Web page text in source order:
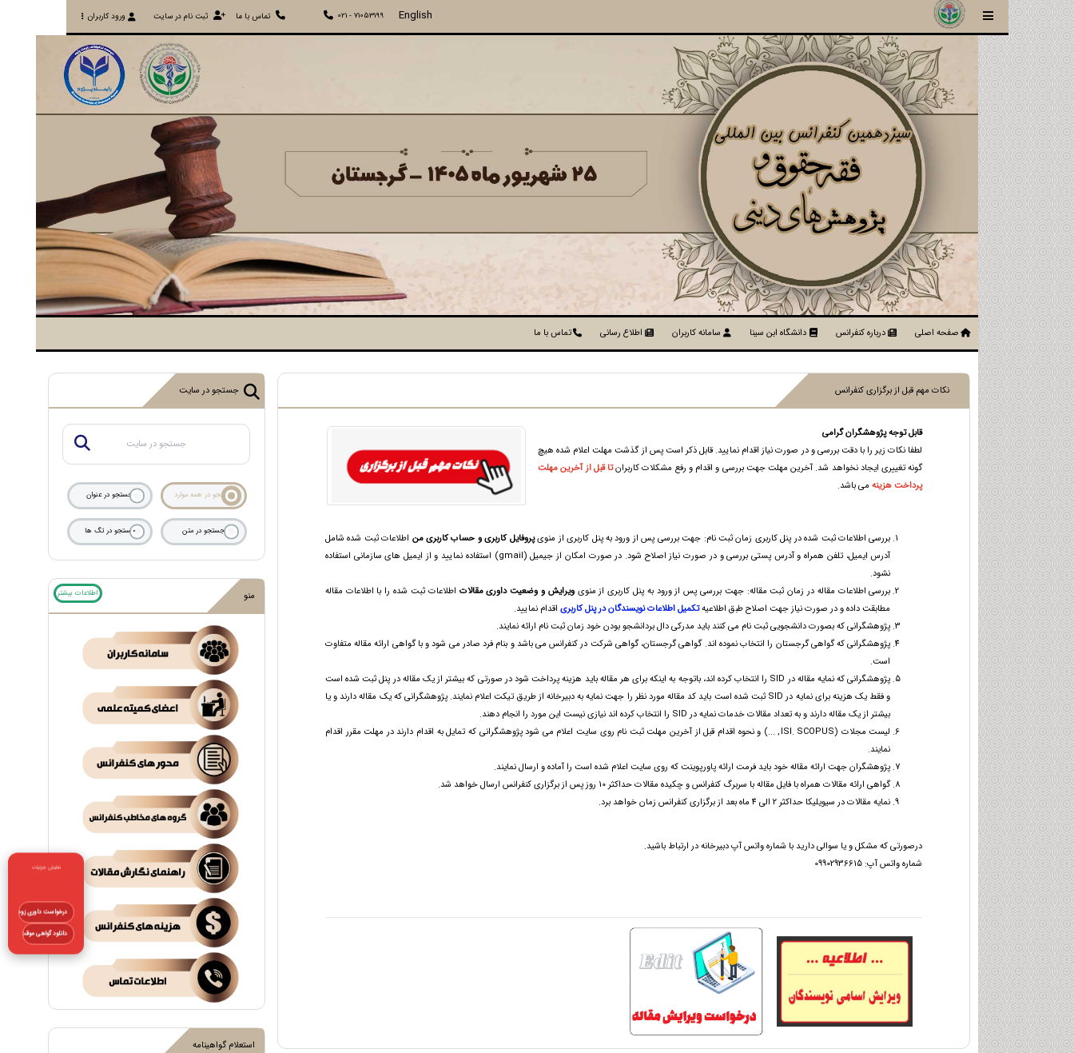
English
021 - 71053199 تماس با ما ثبت نام در سایت ورود کاربران
صفحه اصلی درباره کنفرانس دانشگاه ابن سینا سامانه کاربران اطلاع رسانی تماس با ما
نکات مهم قبل از برگزاری کنفرانس
قابل توجه پژوهشگران گرامی
لطفا نکات زیر را با دقت بررسی و در صورت نیاز اقدام نمایید. قابل ذکر است پس از گذشت مهلت اعلام شده هیچ
گونه تغییری ایجاد نخواهد شد. آخرین مهلت جهت بررسی و اقدام و رفع مشکلات کاربرانتا قبل از آخرین مهلت
پرداخت هزینه می باشد.
بررسی اطلاعات ثبت شده در پنل کاربری زمان ثبت نام: جهت بررسی پس از ورود به پنل کاربری از منویپروفایل کاربری و حساب کاربری من اطلاعات ثبت شده شامل
آدرس ایمیل، تلفن همراه و آدرس پستی بررسی و در صورت نیاز اصلاح شود. در صورت امکان از جیمیل (gmail) استفاده نمایید و از ایمیل های سازمانی استفاده
نشود.
بررسی اطلاعات مقاله در زمان ثبت مقاله: جهت بررسی پس از ورود به پنل کاربری از منویویرایش و وضعیت داوری مقالات اطلاعات ثبت شده را با اطلاعات مقاله
مطابقت داده و در صورت نیاز جهت اصلاح طبق اطلاعیهتکمیل اطلاعات نویسندگان در پنل کاربریاقدام نمایید.
پژوهشگرانی که بصورت دانشجویی ثبت نام می کنند باید مدرکی دال بردانشجو بودن خود زمان ثبت نام ارائه نمایند.
پژوهشگرانی که گواهی گرجستان را انتخاب نموده اند. گواهی گرجستان، گواهی شرکت در کنفرانس می باشد و بنام فرد صادر می شود و با گواهی ارائه مقاله متفاوت
است.
پژوهشگرانی که نمایه مقاله در SID را انتخاب کرده اند، باتوجه به اینکه برای هر مقاله باید هزینه پرداخت شود در صورتی که بیشتر از یک مقاله در پنل ثبت شده است
و فقط یک هزینه برای نمایه در SID ثبت شده است باید کد مقاله مورد نظر را جهت نمایه به دبیرخانه از طریق تیکت اعلام نمایند. پژوهشگرانی که یک مقاله دارند و یا
بیشتر از یک مقاله دارند و به تعداد مقالات خدمات نمایه در SID را انتخاب کرده اند نیازی نیست این مورد را انجام دهند.
لیست مجلات (ISI. SCOPUS, ...) و نحوه اقدام قبل از آخرین مهلت ثبت نام روی سایت اعلام می شود پژوهشگرانی که تمایل به اقدام دارند در مهلت مقرر اقدام
نمایند.
پژوهشگران جهت ارائه مقاله خود باید فرمت ارائه پاورپوینت که روی سایت اعلام شده است را آماده و ارسال نمایند.
گواهی ارائه مقالات همراه با فایل مقاله با سربرگ کنفرانس و چکیده مقالات حداکثر 10 روز پس از برگزاری کنفرانس ارسال خواهد شد.
نمایه مقالات در سیویلیکا حداکثر 2 الی 4 ماه بعد از برگزاری کنفرانس زمان خواهد برد.
درصورتی که مشکل و یا سوالی دارید با شماره واتس آپ دبیرخانه در ارتباط باشید.
شماره واتس آپ: 09902936615
جستجو در سایت
جستجو در همه موارد جستجو در عنوان
جستجو در متن جستجو در تگ ها
منو اطلاعات بیشتر
استعلام گواهینامه
نمایش جزئیات
درخواست داوری زودهنگام
دانلود گواهی موقت